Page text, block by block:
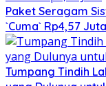
Paket Seragam
`Cuma` Rp4,57 Juta
Tumpang Tindih